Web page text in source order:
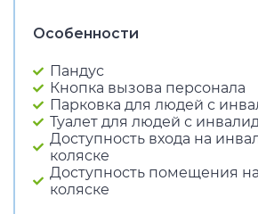
Особенности
Пандус
Кнопка вызова персонала
Парковка для людей с
Туалет для людей с
Доступность входа на
коляске
Доступность помещения
коляске